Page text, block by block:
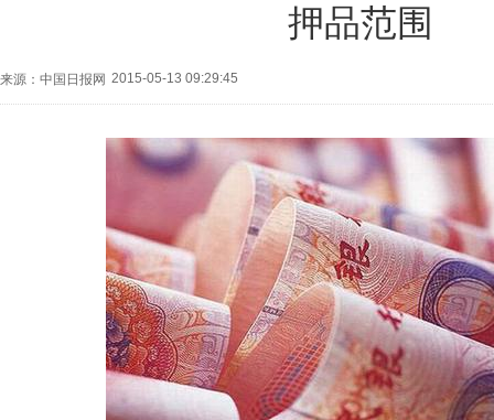
押品范围
来源：中国日报网 2015-05-13 09:29:45